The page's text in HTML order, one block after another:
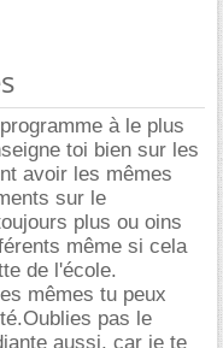
à le plus
toi bien sur les
avoir les mêmes
sur le
plus ou oins
même si cela
de l'école.
mêmes tu peux
pas le
aussi, car je te